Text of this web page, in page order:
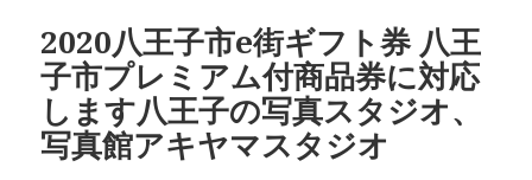
ー
2020八王子市e街ギフト券 八王
子市プレミアム付商品券に対応
します八王子の写真スタジオ、
写真館アキヤマスタジオ